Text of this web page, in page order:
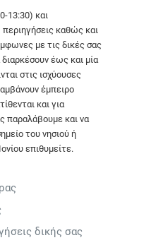
13:30) και
καθώς και
με τις δικές σας
έως και μία
στις ισχύουσες
έμπειρο
και για
παραλάβουμε και να
του νησιού ή
επιθυμείτε.
δικής σας